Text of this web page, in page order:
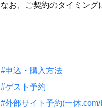
なお、ご契約のタイミング
#申込・購入方法
#ゲスト予約
#外部サイト予約(一休